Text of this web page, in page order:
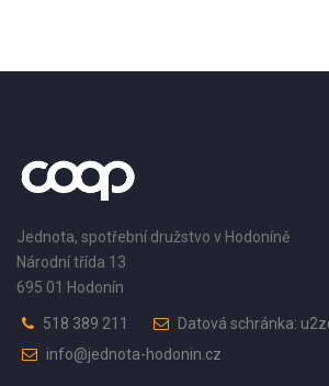
Jednota, spotřební družstvo v Hodoníně
Národní třída 13
695 01 Hodonín
518 389 211
Datová schránka:
info@jednota-hodonin.cz